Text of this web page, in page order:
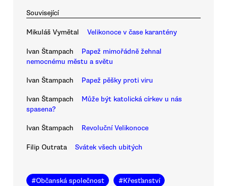
Související
Mikuláš Vymětal Velikonoce v čase karantény
Ivan Štampach
Papež mimořádně žehnal
nemocnému městu a světu
Ivan Štampach Papež pěšky proti viru
Ivan Štampach
Může být katolická církev u nás
spasena?
Ivan Štampach Revoluční Velikonoce
Filip Outrata Svátek všech ubitých
#Občanská společnost #Křesťanství